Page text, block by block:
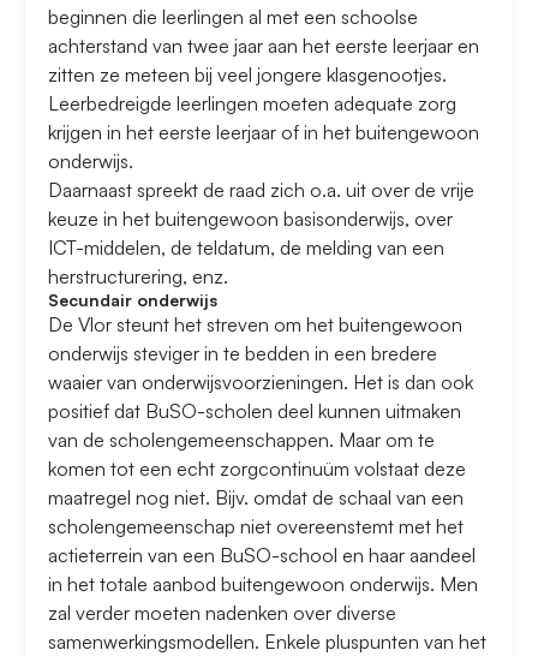
beginnen die leerlingen al met een schoolse
achterstand van twee jaar aan het eerste leerjaar en
zitten ze meteen bij veel jongere klasgenootjes.
Leerbedreigde leerlingen moeten adequate zorg
krijgen in het eerste leerjaar of in het buitengewoon
onderwijs.
Daarnaast spreekt de raad zich o.a. uit over de vrije
keuze in het buitengewoon basisonderwijs, over
ICT-middelen, de teldatum, de melding van een
herstructurering, enz.
Secundair onderwijs
De Vlor steunt het streven om het buitengewoon
onderwijs steviger in te bedden in een bredere
waaier van onderwijsvoorzieningen. Het is dan ook
positief dat BuSO-scholen deel kunnen uitmaken
van de scholengemeenschappen. Maar om te
komen tot een echt zorgcontinuüm volstaat deze
maatregel nog niet. Bijv. omdat de schaal van een
scholengemeenschap niet overeenstemt met het
actieterrein van een BuSO-school en haar aandeel
in het totale aanbod buitengewoon onderwijs. Men
zal verder moeten nadenken over diverse
samenwerkingsmodellen. Enkele pluspunten van het